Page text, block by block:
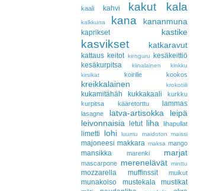
kaali kahvi kakut kala
kalkkuna kana kananmuna
kaprikset kastike
kasvikset katkaravut
kattaus keitot kenguru
kesäkeittiö
kesäkurpitsa
kiinalainen
kinkku
kirsikat
koirille kookos
kreikkalainen krokotiili
kukamitähäh kukkakaali
kurkku
kurpitsa
kääretorttu lammas
lasagne latva-artisokka
leipä
leivonnaisia
letut liha lihapullat
limetti lohi luumu maidoton maissi
majoneesi makkara maksa mango
mansikka marenki marjat
mascarpone merenelävät minttu
mozzarella muffinssit muikut
munakoiso mustekala mustikat